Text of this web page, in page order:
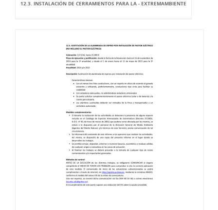
12.3. INSTALACIÓN DE CERRAMIENTOS PARA LA - EXTREMAMBIENTE